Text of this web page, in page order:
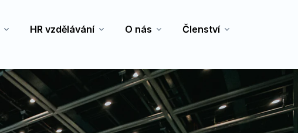
HR vzdělávání O nás Členství